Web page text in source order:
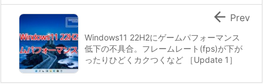
Windows11 22H2にゲームパフォーマンス
低下の不具合。フレームレート(fps)が下が
ったりひどくカクつくなど ［Update 1］
 Prev